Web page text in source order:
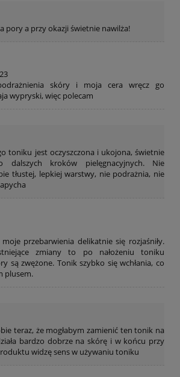
pory a przy okazji świetnie nawilża!
skóry i moja cera wręcz go
wypryski, więc polecam
toniku jest oczyszczona i ukojona, świetnie
dalszych kroków pielęgnacyjnych. Nie
tłustej, lepkiej warstwy, nie podrażnia, nie
przebarwienia delikatnie się rozjaśniły.
zmiany to po nałożeniu toniku
są zwężone. Tonik szybko się wchłania, co
plusem.
teraz, że mogłabym zamienić ten tonik na
bardzo dobrze na skórę i w końcu przy
widzę sens w używaniu toniku